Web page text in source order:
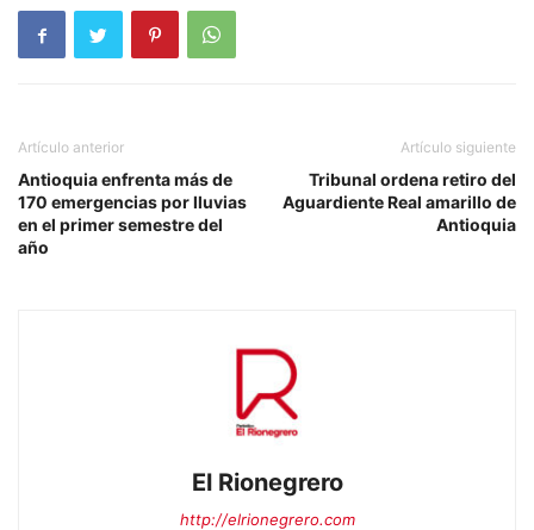
Artículo anterior
Antioquia enfrenta más de
170 emergencias por lluvias
en el primer semestre del
año
Artículo siguiente
Tribunal ordena retiro del
Aguardiente Real amarillo de
Antioquia
El Rionegrero
http://elrionegrero.com